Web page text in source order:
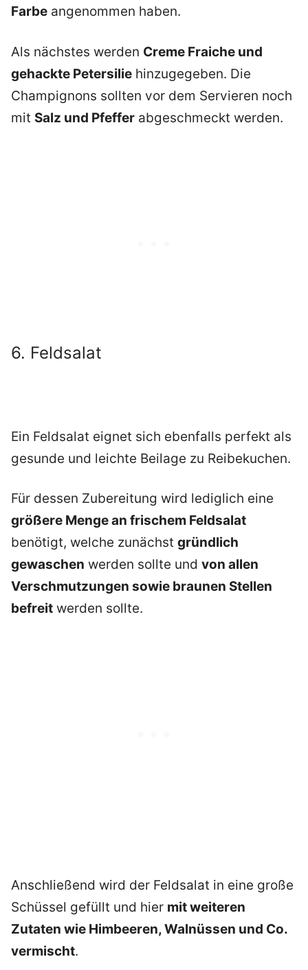
Farbe angenommen haben.
Als nächstes werden Creme Fraiche und
gehackte Petersilie hinzugegeben. Die
Champignons sollten vor dem Servieren noch
mit Salz und Pfeffer abgeschmeckt werden.
6. Feldsalat
Ein Feldsalat eignet sich ebenfalls perfekt als
gesunde und leichte Beilage zu Reibekuchen.
Für dessen Zubereitung wird lediglich eine
größere Menge an frischem Feldsalat
benötigt, welche zunächst gründlich
gewaschen werden sollte und von allen
Verschmutzungen sowie braunen Stellen
befreit werden sollte.
Anschließend wird der Feldsalat in eine große
Schüssel gefüllt und hier mit weiteren
Zutaten wie Himbeeren, Walnüssen und Co.
vermischt.